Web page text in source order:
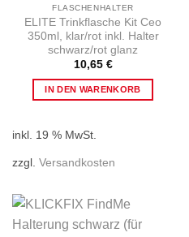
FLASCHENHALTER
ELITE Trinkflasche Kit Ceo
350ml, klar/rot inkl. Halter
schwarz/rot glanz
10,65 €
IN DEN WARENKORB
inkl. 19 % MwSt.
zzgl. Versandkosten